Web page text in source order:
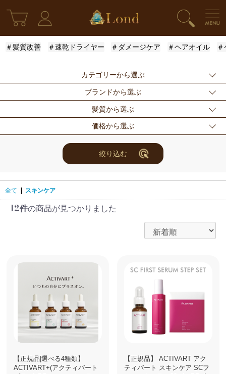
＃髪質改善 ＃速乾ドライヤー ＃ダメージケア ＃ヘアオイル
カテゴリーから選ぶ
新発売 シャンプー
トリートメント
アウトバストリー
ドライヤー・ヘア
アイロン
スタイリング
for Men
メンズスタイリン
グ
レディース
ブランドから選ぶ
指定なし Londオリジナル
ケラスターゼ
モロッカンオイル
ルベル
アリミノ
ナンバースリー
ミアン フォード
ホリスティックキ
アクティバート
髪質から選ぶ
ふんわり ハリ・コシ
ウェット
ツヤ
しっとり
価格から選ぶ
〜3000円
3001円〜5000円
円
30000円
絞り込む
全て | スキンケア
12件の商品が見つかりました
【正規品|選べる4種類】
ACTIVART+(アクティバート
【正規品】 ACTIVART アク
ティバート スキンケア SCフ